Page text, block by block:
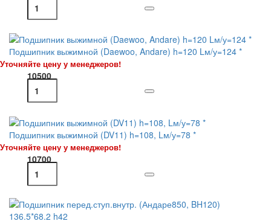
Подшипник выжимной (Daewoo, Andare) h=120 Lм/у=124 *
Уточняйте цену у менеджеров!
10500
Подшипник выжимной (DV11) h=108, Lм/у=78 *
Уточняйте цену у менеджеров!
10700